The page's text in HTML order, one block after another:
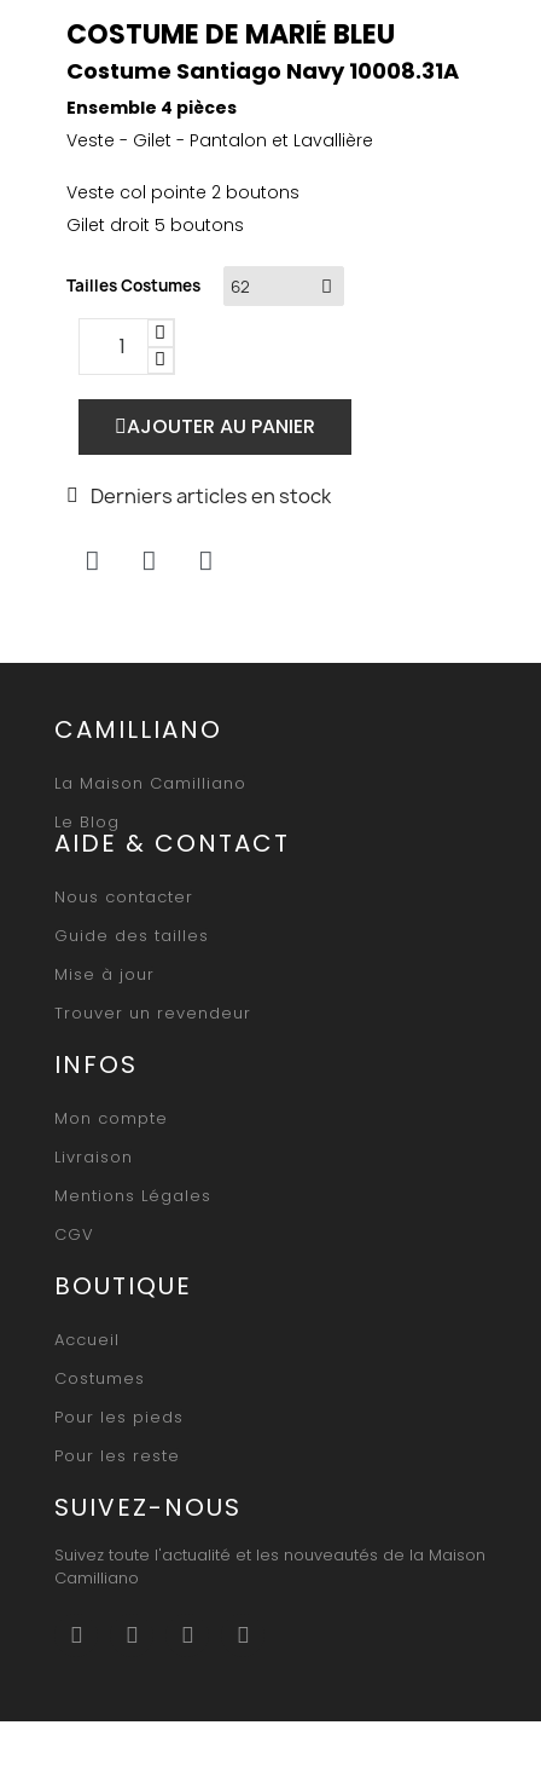
COSTUME DE MARIÉ BLEU
Costume Santiago Navy 10008.31A
Ensemble 4 pièces
Veste - Gilet - Pantalon et Lavallière
Veste col pointe 2 boutons
Gilet droit 5 boutons
Tailles Costumes
AJOUTER AU PANIER
Derniers articles en stock
CAMILLIANO
La Maison Camilliano
Le Blog
AIDE & CONTACT
Nous contacter
Guide des tailles
Mise à jour
Trouver un revendeur
INFOS
Mon compte
Livraison
Mentions Légales
CGV
BOUTIQUE
Accueil
Costumes
Pour les pieds
Pour les reste
SUIVEZ-NOUS
Suivez toute l'actualité et les nouveautés de la Maison
Camilliano